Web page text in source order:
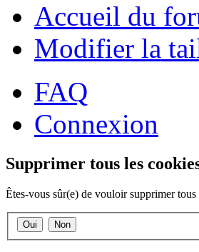
Accueil du
Modifier la
FAQ
Connexion
Supprimer tous les
Êtes-vous sûr(e) de vouloir supprimer